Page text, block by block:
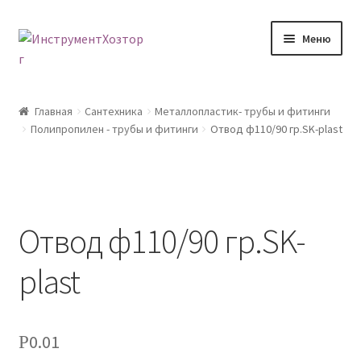
Перейти
Перейти
Меню
Возврат товара
Корзина
Мой аккаунт
Главная Сантехника
Металлопластик- трубы и фитинги
Полипропилен - трубы и фитинги
Отвод ф110/90 гр.SK-plast
Отвод ф110/90 гр.SK-
plast
Р0.01